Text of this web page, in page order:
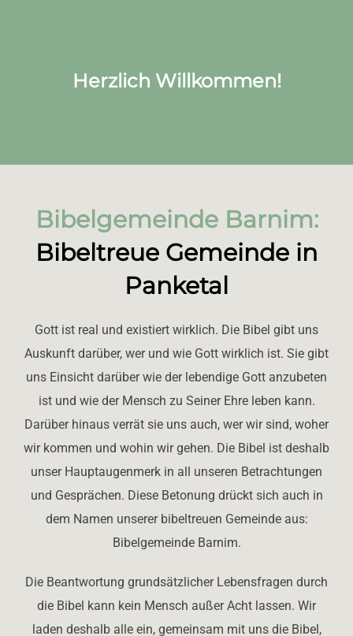
Herzlich Willkommen!
Bibelgemeinde Barnim:
Bibeltreue Gemeinde in
Panketal
Gott ist real und existiert wirklich. Die Bibel gibt uns
Auskunft darüber, wer und wie Gott wirklich ist. Sie gibt
uns Einsicht darüber wie der lebendige Gott anzubeten
ist und wie der Mensch zu Seiner Ehre leben kann.
Darüber hinaus verrät sie uns auch, wer wir sind, woher
wir kommen und wohin wir gehen. Die Bibel ist deshalb
unser Hauptaugenmerk in all unseren Betrachtungen
und Gesprächen. Diese Betonung drückt sich auch in
dem Namen unserer bibeltreuen Gemeinde aus:
Bibelgemeinde Barnim.
Die Beantwortung grundsätzlicher Lebensfragen durch
die Bibel kann kein Mensch außer Acht lassen. Wir
laden deshalb alle ein, gemeinsam mit uns die Bibel,